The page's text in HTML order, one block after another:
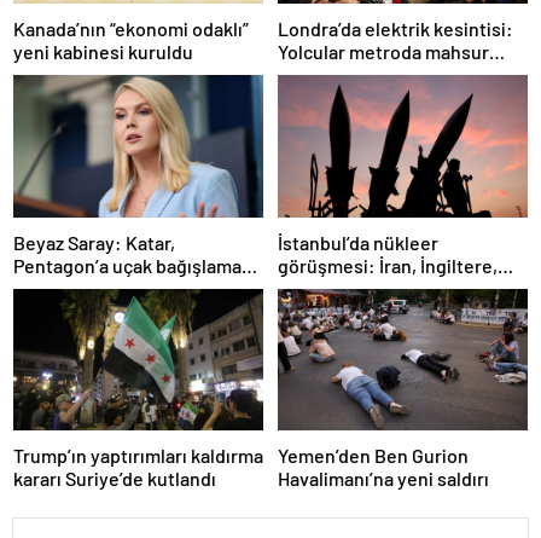
Kanada’nın “ekonomi odaklı”
yeni kabinesi kuruldu
Londra’da elektrik kesintisi:
Yolcular metroda mahsur
kaldı
Beyaz Saray: Katar,
Pentagon’a uçak bağışlamayı
teklif etti
İstanbul’da nükleer
görüşmesi: İran, İngiltere,
Fransa ve Almanya buluşacak
Trump’ın yaptırımları kaldırma
kararı Suriye’de kutlandı
Yemen’den Ben Gurion
Havalimanı’na yeni saldırı